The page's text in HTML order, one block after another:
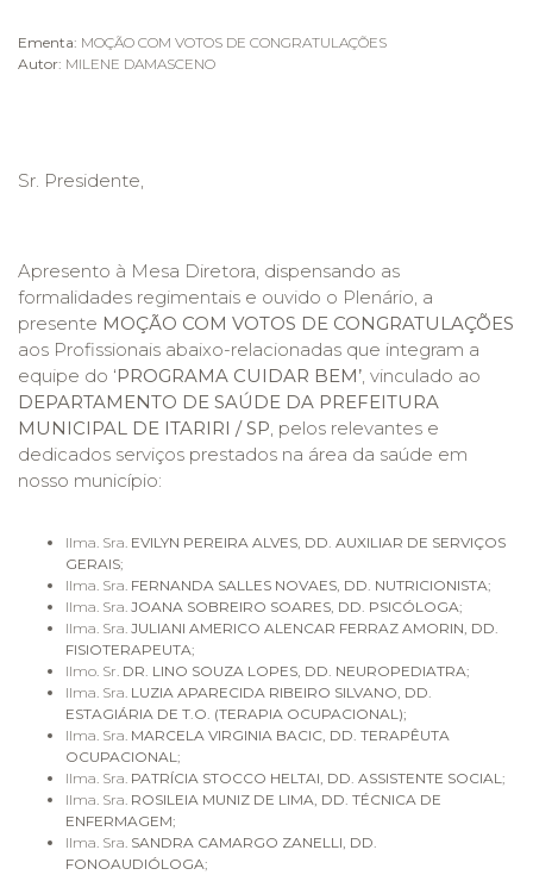
Ementa: MOÇÃO COM VOTOS DE CONGRATULAÇÕES
Autor: MILENE DAMASCENO
Sr. Presidente,
Apresento à Mesa Diretora, dispensando as
formalidades regimentais e ouvido o Plenário, a
presente MOÇÃO COM VOTOS DE CONGRATULAÇÕES
aos Profissionais abaixo-relacionadas que integram a
equipe do ‘PROGRAMA CUIDAR BEM’, vinculado ao
DEPARTAMENTO DE SAÚDE DA PREFEITURA
MUNICIPAL DE ITARIRI / SP, pelos relevantes e
dedicados serviços prestados na área da saúde em
nosso município:
Ilma. Sra. EVILYN PEREIRA ALVES, DD. AUXILIAR DE SERVIÇOS
GERAIS;
Ilma. Sra. FERNANDA SALLES NOVAES, DD. NUTRICIONISTA;
Ilma. Sra. JOANA SOBREIRO SOARES, DD. PSICÓLOGA;
Ilma. Sra. JULIANI AMERICO ALENCAR FERRAZ AMORIN, DD.
FISIOTERAPEUTA;
Ilmo. Sr. DR. LINO SOUZA LOPES, DD. NEUROPEDIATRA;
Ilma. Sra. LUZIA APARECIDA RIBEIRO SILVANO, DD.
ESTAGIÁRIA DE T.O. (TERAPIA OCUPACIONAL);
Ilma. Sra. MARCELA VIRGINIA BACIC, DD. TERAPÊUTA
OCUPACIONAL;
Ilma. Sra. PATRÍCIA STOCCO HELTAI, DD. ASSISTENTE SOCIAL;
Ilma. Sra. ROSILEIA MUNIZ DE LIMA, DD. TÉCNICA DE
ENFERMAGEM;
Ilma. Sra. SANDRA CAMARGO ZANELLI, DD.
FONOAUDIÓLOGA;